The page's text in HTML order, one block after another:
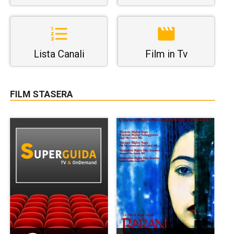
Lista Canali Film in Tv
FILM STASERA